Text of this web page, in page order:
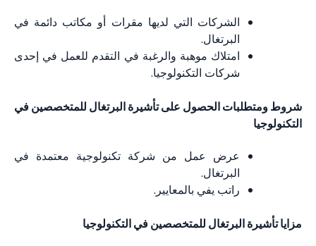
الشركات التي لديها مقرات أو مكاتب دائمة في
البرتغال.
امتلاك موهبة والرغبة في التقدم للعمل في إحدى
شركات التكنولوجيا.
شروط ومتطلبات الحصول على تأشيرة البرتغال للمتخصصين في
التكنولوجيا
عرض عمل من شركة تكنولوجية معتمدة في
البرتغال.
راتب يفي بالمعايير.
مزايا تأشيرة البرتغال للمتخصصين في التكنولوجيا